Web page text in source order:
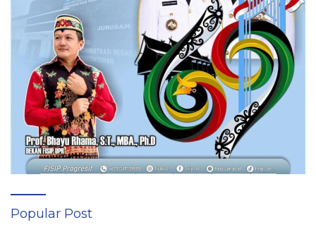
Popular Post